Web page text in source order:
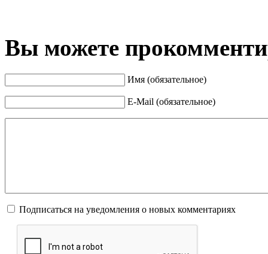
Вы можете
Имя (обязательное)
E-Mail (обязательное)
Подписаться на уведомления о новых комментариях